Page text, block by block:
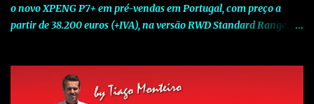
o novo XPENG P7+ em pré-vendas em Portugal, com preço a
partir de 38.200 euros (+IVA), na versão RWD Standard Range.
num momento decisivo, em que a indústria automóvel evolui da
mobilidade baseada na potência para a mobilidade baseada na